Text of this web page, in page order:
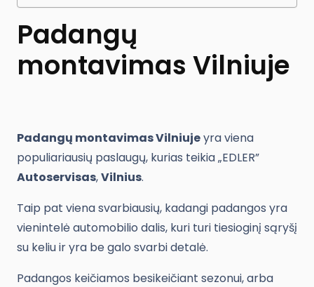
Padangų
montavimas Vilniuje
Padangų montavimas Vilniujeyra viena
populiariausių paslaugų, kurias teikia „EDLER”
Autoservisas,Vilnius.
Taip pat viena svarbiausių, kadangi padangos yra
vienintelė automobilio dalis, kuri turi tiesioginį sąryšį
su keliu ir yra be galo svarbi detalė.
Padangos keičiamos besikeičiant sezonui, arba